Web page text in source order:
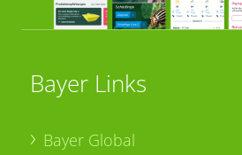
Bayer Links
Bayer Global